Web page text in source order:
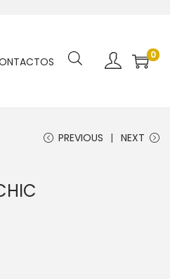
0
PREVIOUS NEXT